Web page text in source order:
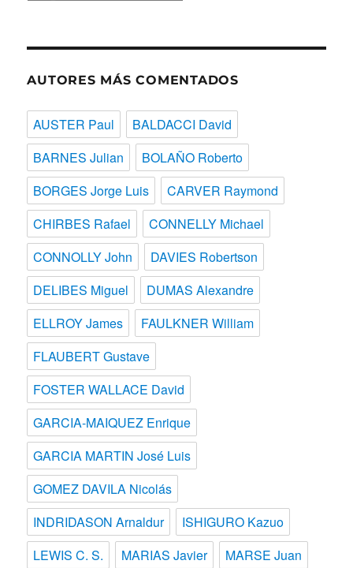
AUTORES MÁS COMENTADOS
AUSTER Paul
BALDACCI David
BARNES Julian
BOLAÑO Roberto
BORGES Jorge Luis
CARVER Raymond
CHIRBES Rafael
CONNELLY Michael
CONNOLLY John
DAVIES Robertson
DELIBES Miguel
DUMAS Alexandre
ELLROY James
FAULKNER William
FLAUBERT Gustave
FOSTER WALLACE David
GARCIA-MAIQUEZ Enrique
GARCIA MARTIN José Luis
GOMEZ DAVILA Nicolás
INDRIDASON Arnaldur
ISHIGURO Kazuo
LEWIS C. S.
MARIAS Javier
MARSE Juan